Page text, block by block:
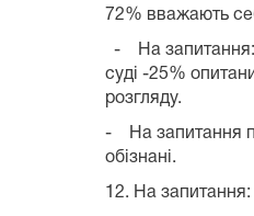
72% вважають
- На
суді -25%
- На запитання
обізнані
12. На запитання: